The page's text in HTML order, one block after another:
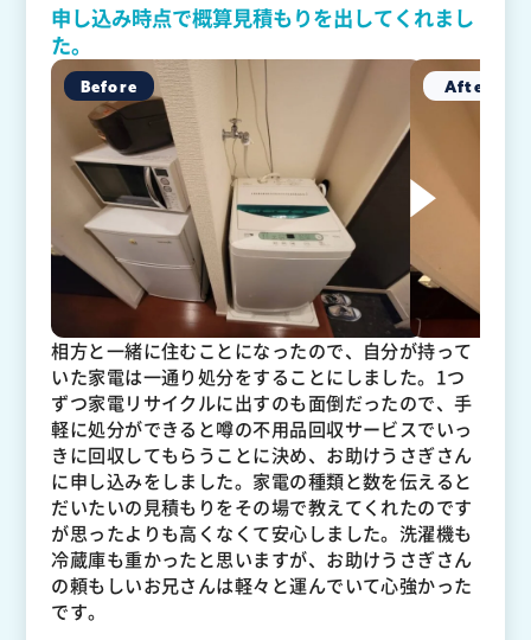
申し込み時点で概算見積もりを出してくれまし
た。
相方と一緒に住むことになったので、自分が持って
いた家電は一通り処分をすることにしました。1つ
ずつ家電リサイクルに出すのも面倒だったので、手
軽に処分ができると噂の不用品回収サービスでいっ
きに回収してもらうことに決め、お助けうさぎさん
に申し込みをしました。家電の種類と数を伝えると
だいたいの見積もりをその場で教えてくれたのです
が思ったよりも高くなくて安心しました。洗濯機も
冷蔵庫も重かったと思いますが、お助けうさぎさん
の頼もしいお兄さんは軽々と運んでいて心強かった
です。